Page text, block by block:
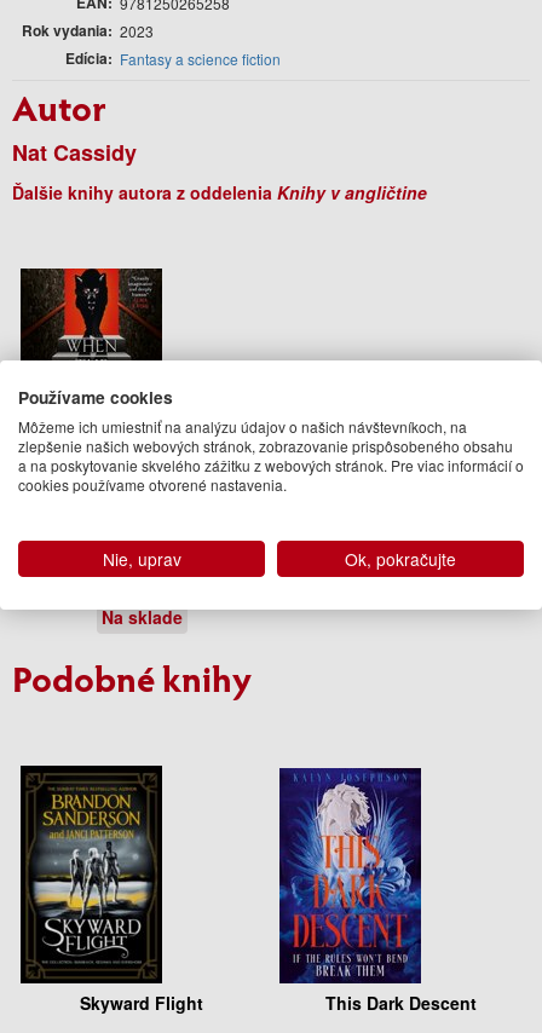
Rok vydania 2023
Edícia Fantasy a science fiction
Autor
Nat Cassidy
Ďalšie knihy autora z oddelenia Knihy v angličtine
Nat Cassidy
13.95 €
Na sklade
Podobné knihy
Skyward Flight This Dark Descent
Používame cookies
Môžeme ich umiestniť na analýzu údajov o našich návštevníkoch, na
zlepšenie našich webových stránok, zobrazovanie prispôsobeného obsahu
a na poskytovanie skvelého zážitku z webových stránok. Pre viac informácií o
cookies používame otvorené nastavenia.
Nie, uprav Ok, pokračujte